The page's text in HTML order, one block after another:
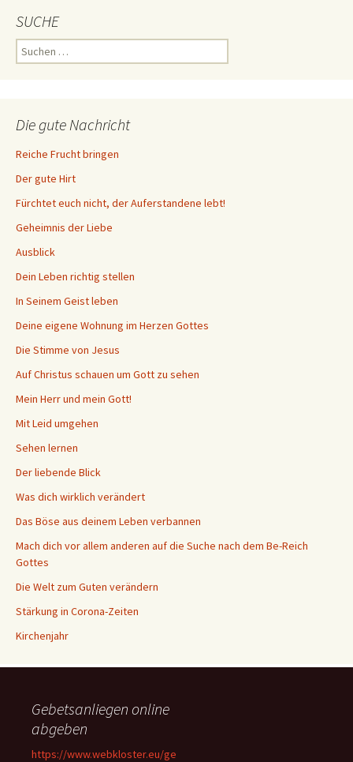
SUCHE
Suchen
nach:
Die gute Nachricht
Reiche Frucht bringen
Der gute Hirt
Fürchtet euch nicht, der Auferstandene lebt!
Geheimnis der Liebe
Ausblick
Dein Leben richtig stellen
In Seinem Geist leben
Deine eigene Wohnung im Herzen Gottes
Die Stimme von Jesus
Auf Christus schauen um Gott zu sehen
Mein Herr und mein Gott!
Mit Leid umgehen
Sehen lernen
Der liebende Blick
Was dich wirklich verändert
Das Böse aus deinem Leben verbannen
Mach dich vor allem anderen auf die Suche nach dem Be-Reich
Gottes
Die Welt zum Guten verändern
Stärkung in Corona-Zeiten
Kirchenjahr
Gebetsanliegen online
abgeben
https://www.webkloster.eu/ge